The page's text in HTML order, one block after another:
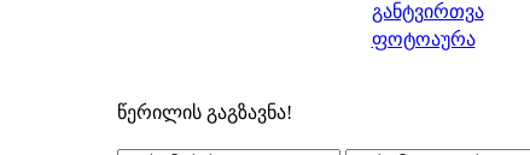
განტვირთვა
ფოტოაურა
წერილის გაგზავნა!